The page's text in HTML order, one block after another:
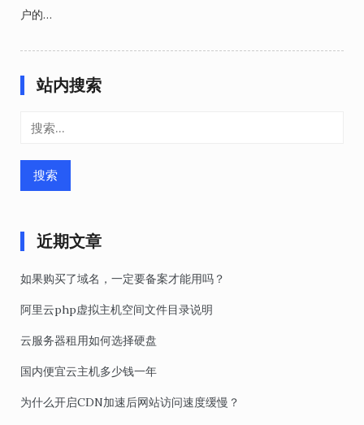
户的…
站内搜索
近期文章
如果购买了域名，一定要备案才能用吗？
阿里云php虚拟主机空间文件目录说明
云服务器租用如何选择硬盘
国内便宜云主机多少钱一年
为什么开启CDN加速后网站访问速度缓慢？